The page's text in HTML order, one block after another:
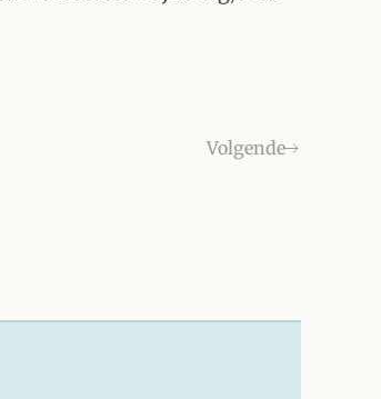
Volgende